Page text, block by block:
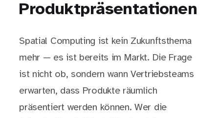
Produktpräsentationen
Spatial Computing ist kein Zukunftsthema
mehr — es ist bereits im Markt. Die Frage
ist nicht ob, sondern wann Vertriebsteams
erwarten, dass Produkte räumlich
präsentiert werden können. Wer die